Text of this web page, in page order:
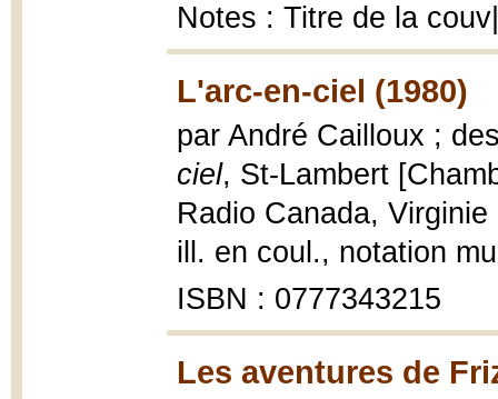
Notes : Titre de la
L'arc-en-ciel (1980)
par André Cailloux ;
ciel, St-Lambert
Radio Canada,
ill. en coul., notation
ISBN : 0777343215
Les aventures de